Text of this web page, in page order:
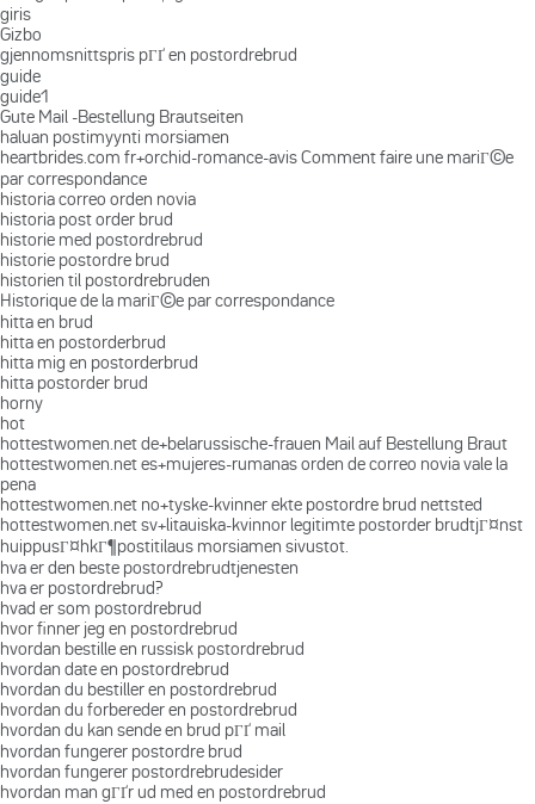
giris
Gizbo
gjennomsnittspris pГҐ en postordrebrud
guide
guide1
Gute Mail -Bestellung Brautseiten
haluan postimyynti morsiamen
heartbrides.com fr+orchid-romance-avis Comment faire une mariГ©e
par correspondance
historia correo orden novia
historia post order brud
historie med postordrebrud
historie postordre brud
historien til postordrebruden
Historique de la mariГ©e par correspondance
hitta en brud
hitta en postorderbrud
hitta mig en postorderbrud
hitta postorder brud
horny
hot
hottestwomen.net de+belarussische-frauen Mail auf Bestellung Braut
hottestwomen.net es+mujeres-rumanas orden de correo novia vale la
pena
hottestwomen.net no+tyske-kvinner ekte postordre brud nettsted
hottestwomen.net sv+litauiska-kvinnor legitimte postorder brudtjГ¤nst
huippusГ¤hkГ¶postitilaus morsiamen sivustot.
hva er den beste postordrebrudtjenesten
hva er postordrebrud?
hvad er som postordrebrud
hvor finner jeg en postordrebrud
hvordan bestille en russisk postordrebrud
hvordan date en postordrebrud
hvordan du bestiller en postordrebrud
hvordan du forbereder en postordrebrud
hvordan du kan sende en brud pГҐ mail
hvordan fungerer postordre brud
hvordan fungerer postordrebrudesider
hvordan man gГҐr ud med en postordrebrud